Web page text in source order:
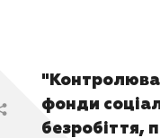
фонди
безробіття,